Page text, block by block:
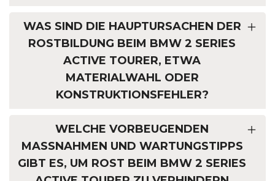
WAS SIND DIE HAUPTURSACHEN DER
ROSTBILDUNG BEIM BMW 2 SERIES
ACTIVE TOURER, ETWA
MATERIALWAHL ODER
KONSTRUKTIONSFEHLER?
WELCHE VORBEUGENDEN
MASSNAHMEN UND WARTUNGSTIPPS G
IBT ES, UM ROST BEIM BMW 2 SERIES A